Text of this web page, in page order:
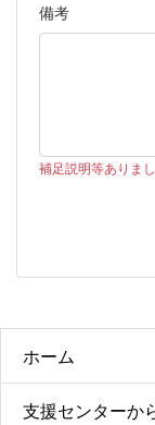
ホーム
支援センターか
備考
補足説明等ありま